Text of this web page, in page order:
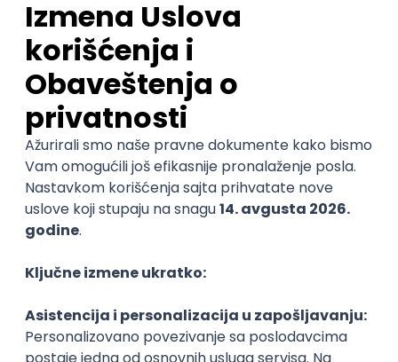
„Vreme na dar – praznika je čar“ osmišljen je da
porodicama pruži priliku za povezivanje kroz
zabavne i interaktivne aktivnosti:
Društvena igra kartama „Agape“ koja će
izmamiti osmehe i izazvati smeh;
Porodična pitanja koja će članovima porodice
pomoći da otkriju nešto novo jedni o drugima i
učvrstiti veze, za sve uzraste – od 5 do 105
godina;
Topla praznična atmosfera u kojoj se stvaraju
uspomene za ceo život.
Kao poseban poklon, svaka porodica će dobiti
Kada i kako?